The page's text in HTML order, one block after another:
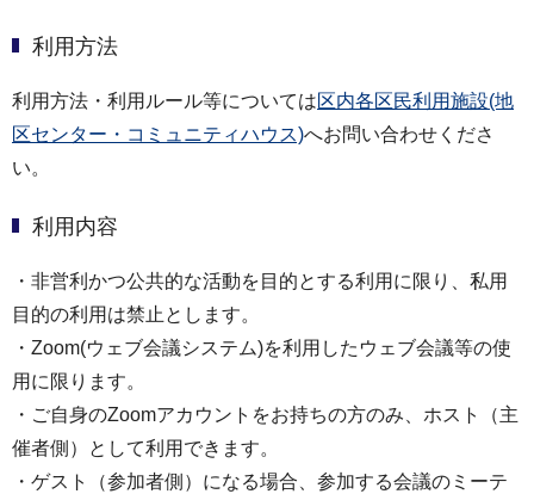
利用方法
利用方法・利用ルール等については区内各区民利用施設(地
区センター・コミュニティハウス)へお問い合わせくださ
い。
利用内容
・非営利かつ公共的な活動を目的とする利用に限り、私用
目的の利用は禁止とします。
・Zoom(ウェブ会議システム)を利用したウェブ会議等の使
用に限ります。
・ご自身のZoomアカウントをお持ちの方のみ、ホスト（主
催者側）として利用できます。
・ゲスト（参加者側）になる場合、参加する会議のミーテ